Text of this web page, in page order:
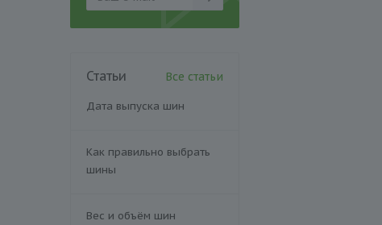
Статьи Все статьи
Дата выпуска шин
Как правильно выбрать
шины
Вес и объём шин